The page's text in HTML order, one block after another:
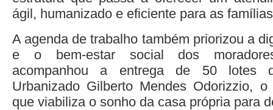
ágil, humanizado e eficiente para as
A agenda de trabalho também priorizou a
e o bem-estar social dos
acompanhou a entrega de 50 lotes
Urbanizado Gilberto Mendes Odorizzio, o
que viabiliza o sonho da casa própria para